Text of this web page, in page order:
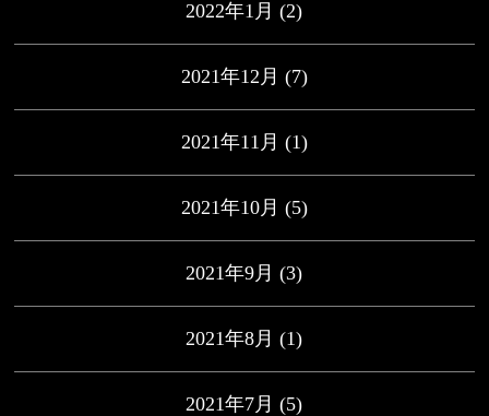
2022年1月 (2)
2021年12月 (7)
2021年11月 (1)
2021年10月 (5)
2021年9月 (3)
2021年8月 (1)
2021年7月 (5)